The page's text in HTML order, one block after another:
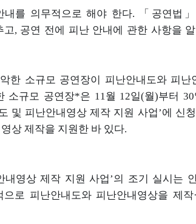
내를 의무적으로 해야 한다. 「 공연법」
고, 공연 전에 피난 안내에 관한 사항을
한 소규모 공연장이 피난안내도와 피난
소규모 공연장*은 11월 12일(월)부터30
및 피난안내영상 제작 지원 사업’에 신
상 제작을 지원한 바 있다.
내영상 제작 지원 사업’의 조기 실시는
으로 피난안내도와 피난안내영상을 제작·